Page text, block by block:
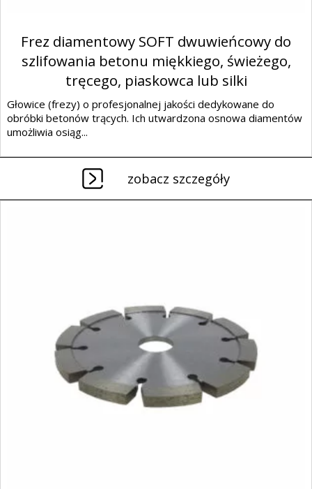
Frez diamentowy SOFT dwuwieńcowy do
szlifowania betonu miękkiego, świeżego,
tręcego, piaskowca lub silki
Głowice (frezy) o profesjonalnej jakości dedykowane do
obróbki betonów trących. Ich utwardzona osnowa diamentów
umożliwia osiąg...
zobacz szczegóły